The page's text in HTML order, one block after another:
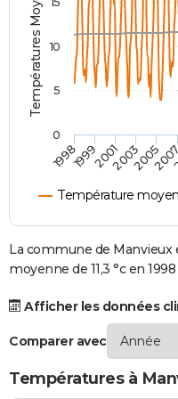
Destinations
City break
Voyage nature
Voyage de noces
Forum
Climat
PHOTO
GUIDES D'ACHAT
BONS PLANS
CARTE DE VOEUX
Carte de Noël
Carte Bonne année
Carte Saint-Valentin
Carte Pâques
Carte d'anniversaire
DICTIONNAIRE
Dictionnaire
Biographies
Citations
Expressions
Proverbes
PROGRAMME TV
S'inscrire
Se connecter
Lycées
Collèges
Primaires
Universités
Entreprises
Service militaire
Avis de recherche
AVIS DE DÉCÈS
FORUM
Bricolage
Lifestyle
Culture
Sport
Auto
Television
Voyage
Cinema
Température
19981999200120032005
0
5
10
La commune de
moyenne de 11,3 °c en
Afficher les données
Comparer avec
Températures à